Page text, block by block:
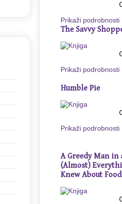
Prikaži podrobnosti
The Savvy
Prikaži podrobnosti
Humble Pie
Prikaži podrobnosti
A Greedy Man in
(Almost)
Knew About